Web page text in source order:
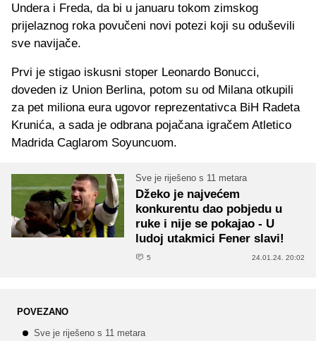
Undera i Freda, da bi u januaru tokom zimskog
prijelaznog roka povučeni novi potezi koji su oduševili
sve navijače.
Prvi je stigao iskusni stoper Leonardo Bonucci,
doveden iz Union Berlina, potom su od Milana otkupili
za pet miliona eura ugovor reprezentativca BiH Radeta
Krunića, a sada je odbrana pojačana igračem Atletico
Madrida Caglarom Soyuncuom.
Sve je riješeno s 11 metara
Džeko je najvećem
konkurentu dao pobjedu u
ruke i nije se pokajao - U
ludoj utakmici Fener slavi!
5 24.01.24. 20:02
POVEZANO
Sve je riješeno s 11 metara